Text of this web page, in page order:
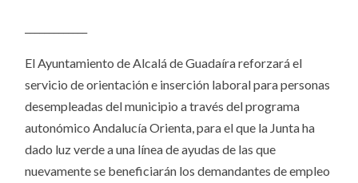
El Ayuntamiento de Alcalá de Guadaíra reforzará el
servicio de orientación e inserción laboral para personas
desempleadas del municipio a través del programa
autonómico Andalucía Orienta, para el que la Junta ha
dado luz verde a una línea de ayudas de las que
nuevamente se beneficiarán los demandantes de empleo